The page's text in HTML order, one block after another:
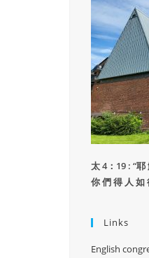
太 4：19 : “耶
你 們 得 人 如
Links
English